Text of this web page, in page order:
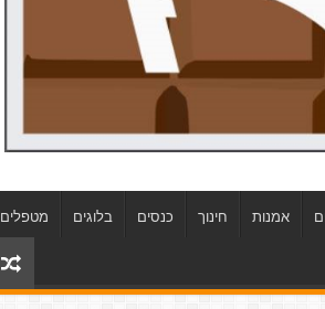
אמנות חינוך כנסים בלוגים מטפלים